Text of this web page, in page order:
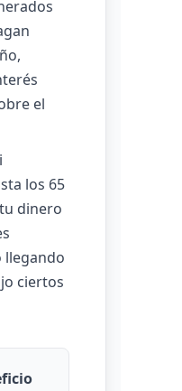
el
los 65
dinero
llegando
ciertos